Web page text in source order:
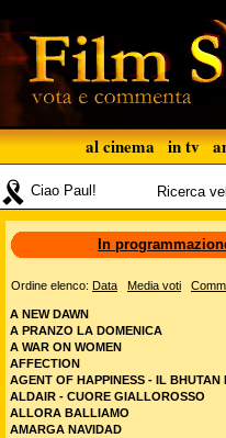
al cinema in tv
Ciao Paul! Ricerca
In
Ordine elenco: Data Media voti
A NEW DAWN
A PRANZO LA DOMENICA
A WAR ON WOMEN
AFFECTION
AGENT OF HAPPINESS - IL BHUTAN
ALDAIR - CUORE GIALLOROSSO
ALLORA BALLIAMO
AMARGA NAVIDAD